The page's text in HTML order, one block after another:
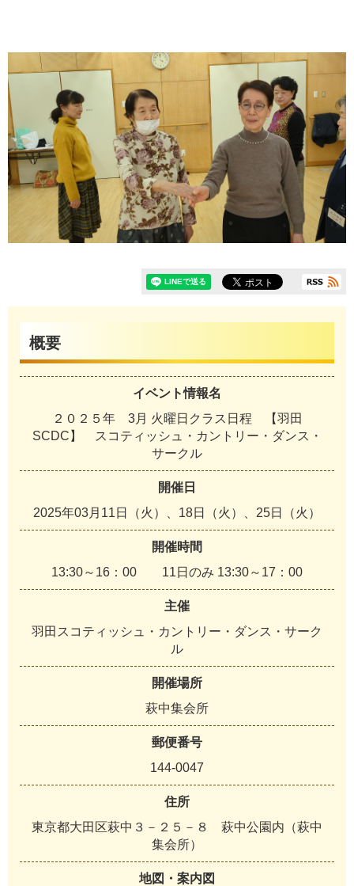
概要
イベント情報名
２０２５年 3月 火曜日クラス日程 【羽田
SCDC】 スコティッシュ・カントリー・ダンス・
サークル
開催日
2025年03月11日（火）、18日（火）、25日（火）
開催時間
13:30～16：00 11日のみ 13:30～17：00
主催
羽田スコティッシュ・カントリー・ダンス・サーク
ル
開催場所
萩中集会所
郵便番号
144-0047
住所
東京都大田区萩中３－２５－８ 萩中公園内（萩中
集会所）
地図・案内図